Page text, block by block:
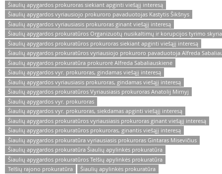
Šiaulių apygardos prokuroras siekiant apginti viešąjį interesą
Šiaulių apygardos vyriausiojo prokuroro pavaduotojas Kastytis Šikšnys
Šiaulių apygardos vyriausiasis prokuroras ginant viešąjį interesą
Šiaulių apygardos prokuratūros Organizuotų nusikaltimų ir korupcijos tyrimo
Šiaulių apygardos prokuratūros prokuroras siekiant apginti viešąjį interesą
Šiaulių apygardos prokuratūros vyriausiojo prokuroro pavaduotoja Alfreda
Šiaulių apygardos prokuratūra prokurorė Alfreda Sabaliauskienė
Šiaulių apygardos vyr. prokuroras, gindamas viešąjį interesą
Šiaulių apygardos vyriausiasis prokuroras, gindamas viešąjį interesą
Šiaulių apygardos prokuratūros Vyriausiasis prokuroras Anatolij Mirnyj
Šiaulių apygardos vyr. prokuroras
Šiaulių apygardos vyr. prokuroras, siekdamas apginti viešąjį interesą
Šiaulių apygardos prokuratūros vyriausiasis prokuroras ginant viešąjį interesą
Šiaulių apygardos prokuratūros prokuroras, ginantis viešąjį interesą
Šiaulių apygardos prokuratūra vyriausiasis prokuroras Gintaras Misevičius
Šiaulių apygardos prokuratūra Šiaulių apylinkės prokuratūra
Šiaulių apygardos prokuratūros Telšių apylinkės prokuratūra
Telšių rajono prokuratūra
Šiaulių apylinkės prokuratūra